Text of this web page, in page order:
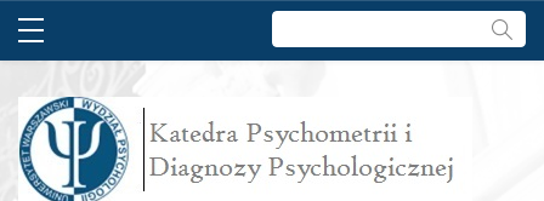
Szukaj: